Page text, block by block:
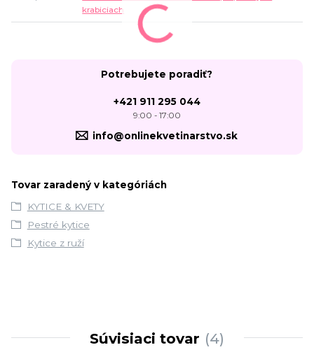
krabiciach
Potrebujete poradiť?
+421 911 295 044
9:00 - 17:00
info@onlinekvetinarstvo.sk
Tovar zaradený v kategóriách
KYTICE & KVETY
Pestré kytice
Kytice z ruží
Súvisiaci tovar 4